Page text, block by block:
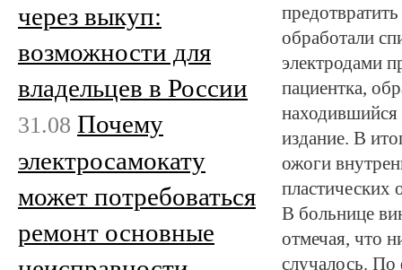
обработали
электродами
пациентка,
находившийся
издание. В
ожоги
пластических
В больнице
отмечая, что
случалось.
через выкуп:
возможности для
владельцев в России
31.08 Почему
электросамокату
может потребоваться
ремонт основные